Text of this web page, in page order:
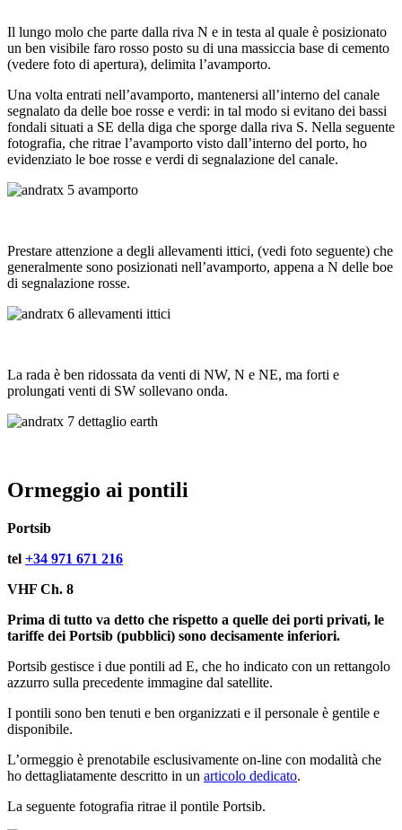
Il lungo molo che parte dalla riva N e in testa al quale è posizionato
un ben visibile faro rosso posto su di una massiccia base di cemento
(vedere foto di apertura), delimita l’avamporto.
Una volta entrati nell’avamporto, mantenersi all’interno del canale
segnalato da delle boe rosse e verdi: in tal modo si evitano dei bassi
fondali situati a SE della diga che sporge dalla riva S. Nella seguente
fotografia, che ritrae l’avamporto visto dall’interno del porto, ho
evidenziato le boe rosse e verdi di segnalazione del canale.
Prestare attenzione a degli allevamenti ittici, (vedi foto seguente) che
generalmente sono posizionati nell’avamporto, appena a N delle boe
di segnalazione rosse.
La rada è ben ridossata da venti di NW, N e NE, ma forti e
prolungati venti di SW sollevano onda.
Ormeggio ai pontili
Portsib
tel +34 971 671 216
VHF Ch. 8
Prima di tutto va detto che rispetto a quelle dei porti privati, le
tariffe dei Portsib (pubblici) sono decisamente inferiori.
Portsib gestisce i due pontili ad E, che ho indicato con un rettangolo
azzurro sulla precedente immagine dal satellite.
I pontili sono ben tenuti e ben organizzati e il personale è gentile e
disponibile.
L’ormeggio è prenotabile esclusivamente on-line con modalità che
ho dettagliatamente descritto in un articolo dedicato.
La seguente fotografia ritrae il pontile Portsib.